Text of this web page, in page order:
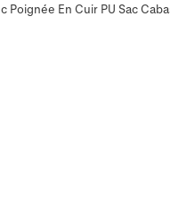
Poignée En Cuir PU Sac